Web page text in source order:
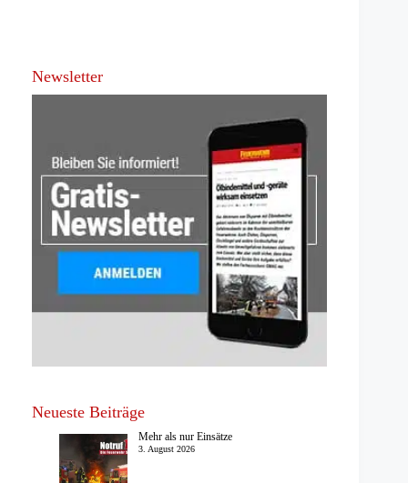
Newsletter
Neueste Beiträge
Mehr als nur Einsätze
3. August 2026